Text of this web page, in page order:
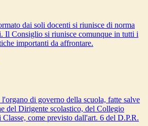
dai soli docenti si riunisce di norma
Il Consiglio si riunisce comunque in tutti i
importanti da affrontare.
di governo della scuola, fatte salve
del Dirigente scolastico, del Collegio
come previsto dall'art. 6 del D.P.R.